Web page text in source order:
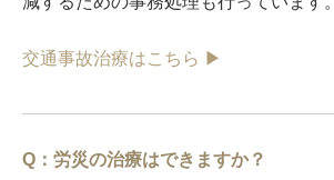
交通事故治療はこちら ▶︎
Q：労災の治療はできますか？